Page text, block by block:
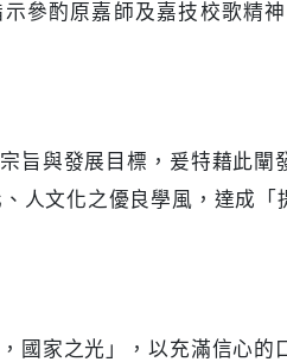
參酌原嘉師及嘉技校歌精
旨與發展目標，爰特藉此
人文化之優良學風，達成
國家之光」，以充滿信心